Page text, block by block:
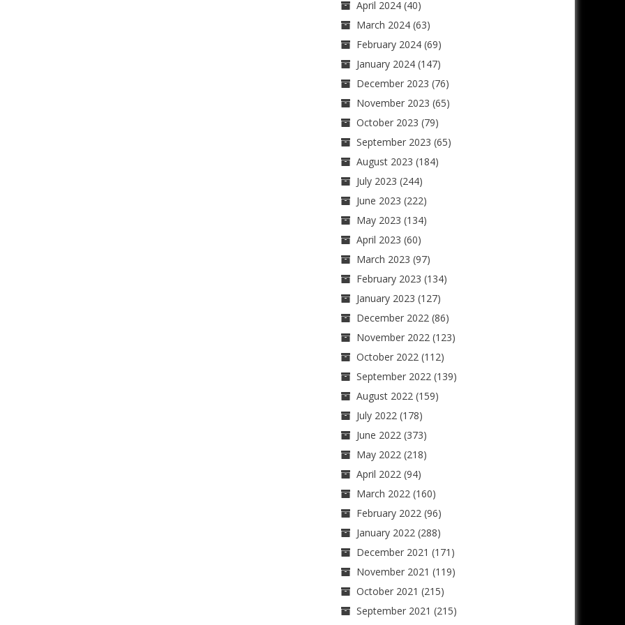
April 2024(40)
March 2024(63)
February 2024(69)
January 2024(147)
December 2023 (76)
November 2023 (65)
October 2023 (79)
September 2023 (65)
August 2023 (184)
July 2023 (244)
June 2023 (222)
May 2023 (134)
April 2023 (60)
March 2023 (97)
February 2023 (134)
January 2023 (127)
December 2022(86)
November 2022(123)
October 2022(112)
September 2022(139)
August 2022(159)
July 2022(178)
June 2022(373)
May 2022(218)
April 2022(94)
March 2022(160)
February 2022(96)
January 2022(288)
December 2021 (171)
November 2021 (119)
October 2021 (215)
September 2021 (215)